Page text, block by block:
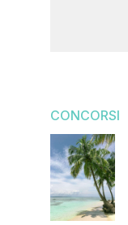
CONCORSI